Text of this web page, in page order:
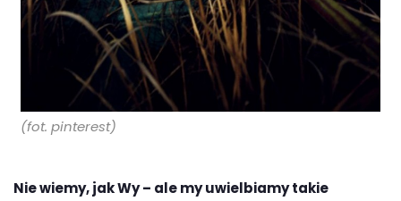
(fot. pinterest)
Nie wiemy, jak Wy – ale my uwielbiamy takie